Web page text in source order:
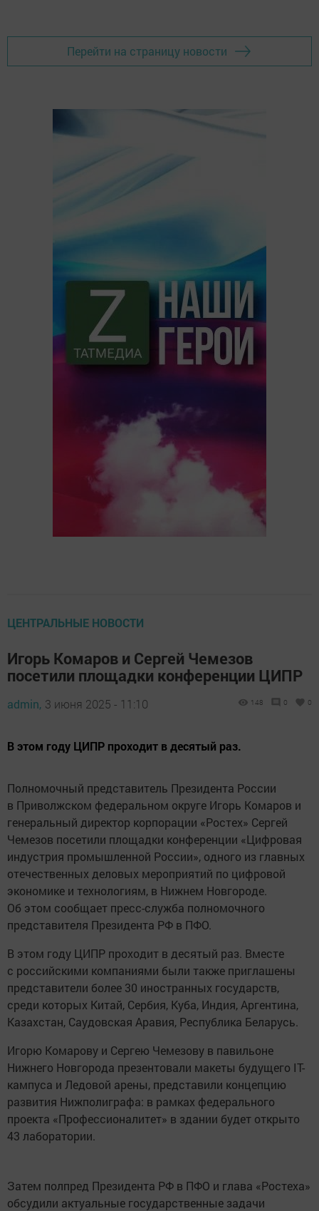
Перейти на страницу новости
ЦЕНТРАЛЬНЫЕ НОВОСТИ
Игорь Комаров и Сергей Чемезов
посетили площадки конференции ЦИПР
admin, 3 июня 2025 - 11:10 148 0 0
В этом году ЦИПР проходит в десятый раз.
Полномочный представитель Президента России
в Приволжском федеральном округе Игорь Комаров и
генеральный директор корпорации «Ростех» Сергей
Чемезов посетили площадки конференции «Цифровая
индустрия промышленной России», одного из главных
отечественных деловых мероприятий по цифровой
экономике и технологиям, в Нижнем Новгороде.
Об этом сообщает пресс-служба полномочного
представителя Президента РФ в ПФО.
В этом году ЦИПР проходит в десятый раз. Вместе
с российскими компаниями были также приглашены
представители более 30 иностранных государств,
среди которых Китай, Сербия, Куба, Индия, Аргентина,
Казахстан, Саудовская Аравия, Республика Беларусь.
Игорю Комарову и Сергею Чемезову в павильоне
Нижнего Новгорода презентовали макеты будущего IT-
кампуса и Ледовой арены, представили концепцию
развития Нижполиграфа: в рамках федерального
проекта «Профессионалитет» в здании будет открыто
43 лаборатории.
Затем полпред Президента РФ в ПФО и глава «Ростеха»
обсудили актуальные государственные задачи